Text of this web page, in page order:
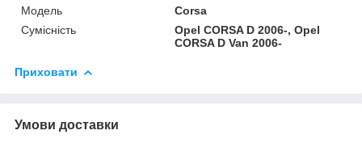
Модель
Corsa
Сумісність
Opel CORSA D 2006-, Opel
CORSA D Van 2006-
Приховати
Умови доставки